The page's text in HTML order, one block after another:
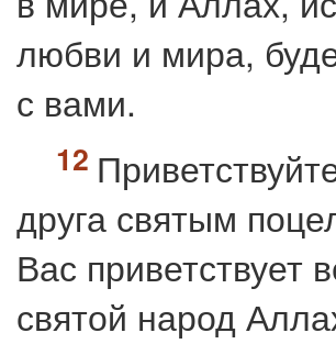
любви и мира,
с вами.
друга святым
Вас приветствует
святой народ